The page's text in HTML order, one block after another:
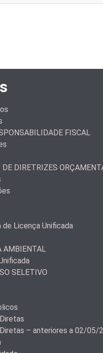
FISCAL
DE DIRETRIZES
de Licença Unificada
AMBIENTAL
SELETIVO
– anteriores a 02/05/